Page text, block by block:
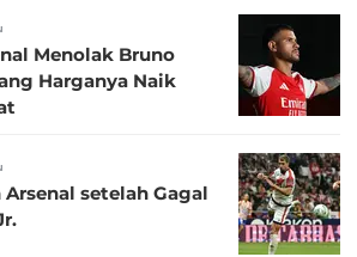
Menolak Bruno
Harganya Naik
setelah Gagal